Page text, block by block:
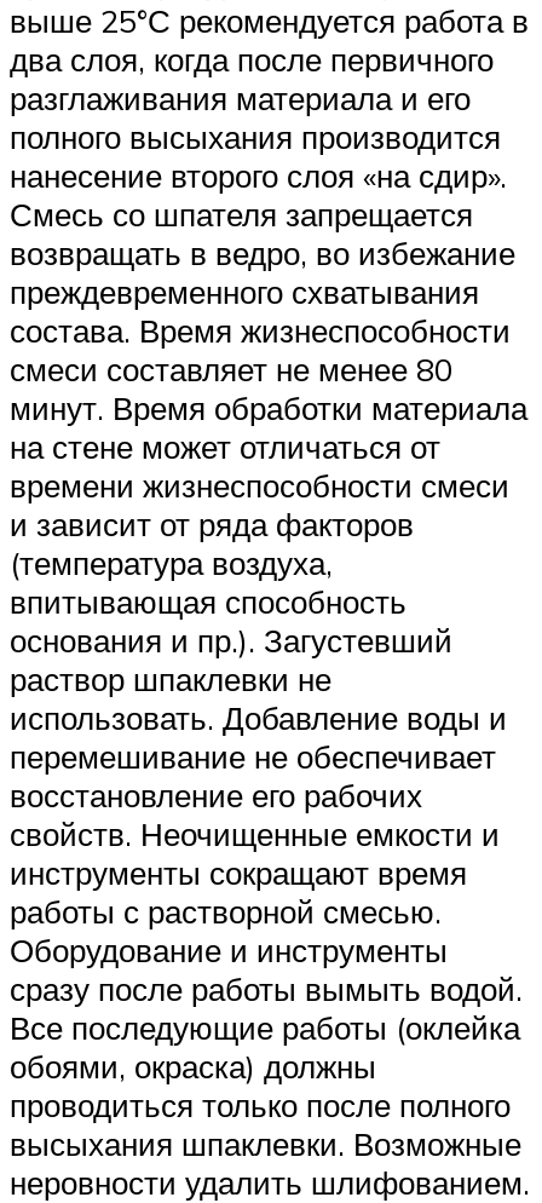
выше 25°С рекомендуется работа в
два слоя, когда после первичного
разглаживания материала и его
полного высыхания производится
нанесение второго слоя «на сдир».
Смесь со шпателя запрещается
возвращать в ведро, во избежание
преждевременного схватывания
состава. Время жизнеспособности
смеси составляет не менее 80
минут. Время обработки материала
на стене может отличаться от
времени жизнеспособности смеси
и зависит от ряда факторов
(температура воздуха,
впитывающая способность
основания и пр.). Загустевший
раствор шпаклевки не
использовать. Добавление воды и
перемешивание не обеспечивает
восстановление его рабочих
свойств. Неочищенные емкости и
инструменты сокращают время
работы с растворной смесью.
Оборудование и инструменты
сразу после работы вымыть водой.
Все последующие работы (оклейка
обоями, окраска) должны
проводиться только после полного
высыхания шпаклевки. Возможные
неровности удалить шлифованием.